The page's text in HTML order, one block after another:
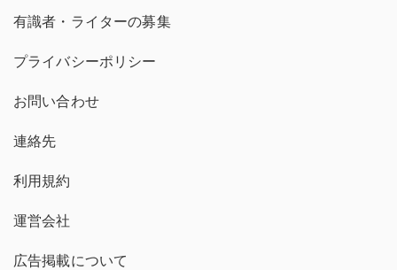
有識者・ライターの募集
プライバシーポリシー
お問い合わせ
連絡先
利用規約
運営会社
広告掲載について